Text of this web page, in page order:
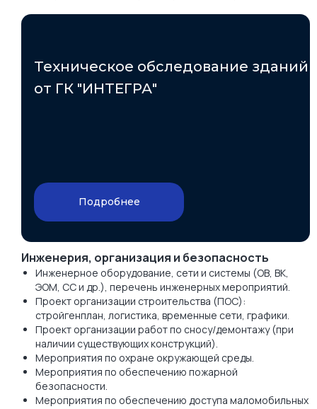
Техническое обследование зданий
от ГК "ИНТЕГРА"
Подробнее
Инженерия, организация и безопасность
Инженерное оборудование, сети и системы (ОВ, ВК,
ЭОМ, СС и др.), перечень инженерных мероприятий.
Проект организации строительства (ПОС):
стройгенплан, логистика, временные сети, графики.
Проект организации работ по сносу/демонтажу (при
наличии существующих конструкций).
Мероприятия по охране окружающей среды.
Мероприятия по обеспечению пожарной
безопасности.
Мероприятия по обеспечению доступа маломобильных